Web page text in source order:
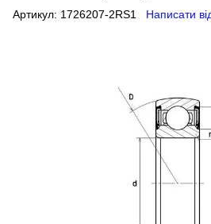
Артикул: 1726207-2RS1 Написати